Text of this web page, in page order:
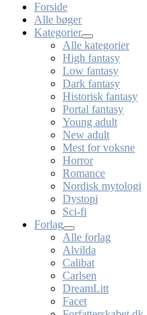
Forside
Alle bøger
Kategorier
Alle kategorier
High fantasy
Low fantasy
Dark fantasy
Historisk fantasy
Portal fantasy
Young adult
New adult
Mest for voksne
Horror
Romance
Nordisk mytologi
Dystopi
Sci-fi
Forlag
Alle forlag
Alvilda
Calibat
Carlsen
DreamLitt
Facet